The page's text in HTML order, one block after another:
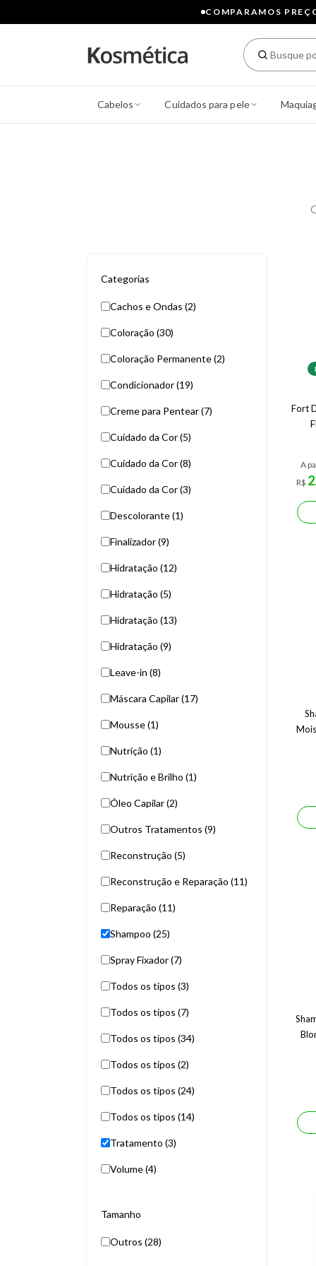
COMPARAMOS
Cabelos Cuidados para pele
Categorias
Cachos e Ondas (2)
Coloração (30)
Coloração Permanente (2)
Condicionador (19)
Creme para Pentear (7)
Cuidado da Cor (5)
Cuidado da Cor (8)
Cuidado da Cor (3)
Descolorante (1)
Finalizador (9)
Hidratação (12)
Hidratação (5)
Hidratação (13)
Hidratação (9)
Leave-in (8)
Máscara Capilar (17)
Mousse (1)
Nutrição (1)
Nutrição e Brilho (1)
Óleo Capilar (2)
Outros Tratamentos (9)
Reconstrução (5)
Reconstrução e Reparação (11)
Reparação (11)
Shampoo (25)
Spray Fixador (7)
Todos os tipos (3)
Todos os tipos (7)
Todos os tipos (34)
Todos os tipos (2)
Todos os tipos (24)
Todos os tipos (14)
Tratamento (3)
Volume (4)
Tamanho
Outros (28)
Fort
A
R$